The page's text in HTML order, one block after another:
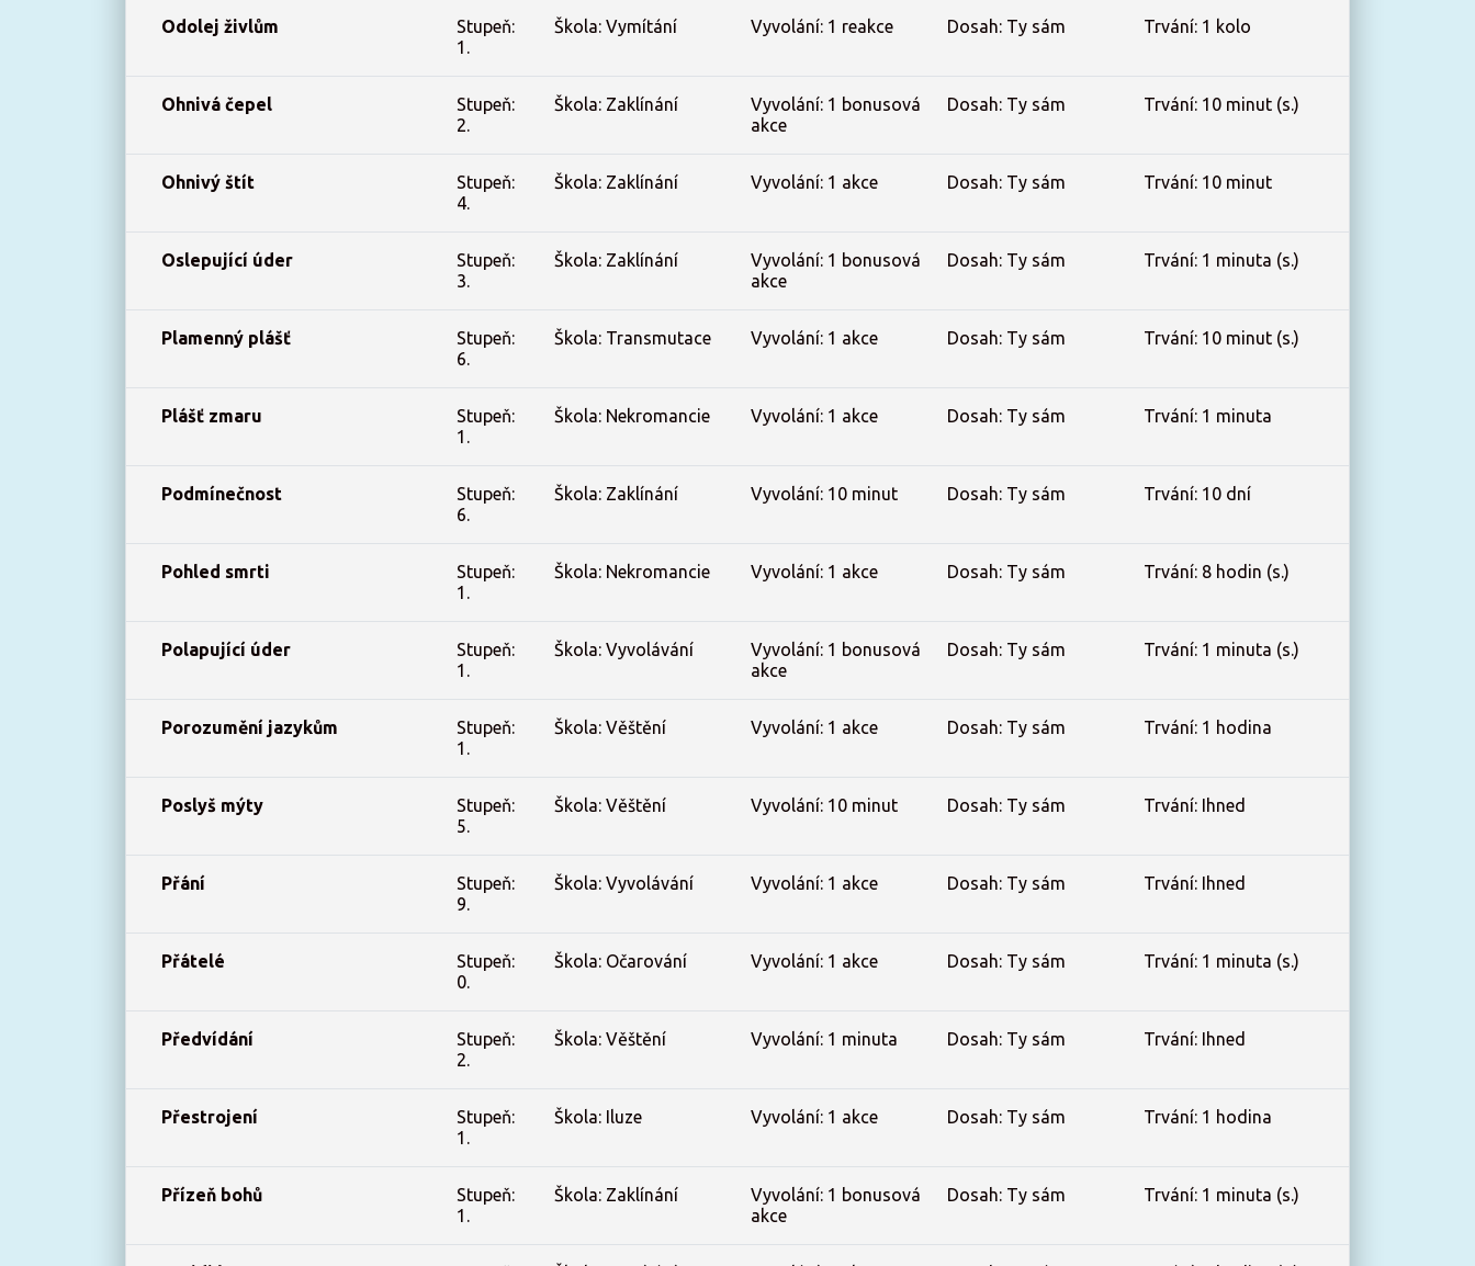
Odolej živlům
Stupeň:
1.
Škola: Vymítání Vyvolání: 1 reakce Dosah: Ty sám Trvání: 1 kolo
Ohnivá čepel
Stupeň:
2.
Škola: Zaklínání
Vyvolání: 1 bonusová
akce
Dosah: Ty sám Trvání: 10 minut (s.)
Ohnivý štít
Stupeň:
4.
Škola: Zaklínání Vyvolání: 1 akce Dosah: Ty sám Trvání: 10 minut
Oslepující úder
Stupeň:
3.
Škola: Zaklínání
Vyvolání: 1 bonusová
akce
Dosah: Ty sám Trvání: 1 minuta (s.)
Plamenný plášť
Stupeň:
6.
Škola: Transmutace Vyvolání: 1 akce Dosah: Ty sám Trvání: 10 minut (s.)
Plášť zmaru
Stupeň:
1.
Škola: Nekromancie Vyvolání: 1 akce Dosah: Ty sám Trvání: 1 minuta
Podmínečnost
Stupeň:
6.
Škola: Zaklínání Vyvolání: 10 minut Dosah: Ty sám Trvání: 10 dní
Pohled smrti
Stupeň:
1.
Škola: Nekromancie Vyvolání: 1 akce Dosah: Ty sám Trvání: 8 hodin (s.)
Polapující úder
Stupeň:
1.
Škola: Vyvolávání
Vyvolání: 1 bonusová
akce
Dosah: Ty sám Trvání: 1 minuta (s.)
Porozumění jazykům
Stupeň:
1.
Škola: Věštění Vyvolání: 1 akce Dosah: Ty sám Trvání: 1 hodina
Poslyš mýty
Stupeň:
5.
Škola: Věštění Vyvolání: 10 minut Dosah: Ty sám Trvání: Ihned
Přání
Stupeň:
9.
Škola: Vyvolávání Vyvolání: 1 akce Dosah: Ty sám Trvání: Ihned
Přátelé
Stupeň:
0.
Škola: Očarování Vyvolání: 1 akce Dosah: Ty sám Trvání: 1 minuta (s.)
Předvídání
Stupeň:
2.
Škola: Věštění Vyvolání: 1 minuta Dosah: Ty sám Trvání: Ihned
Přestrojení
Stupeň:
1.
Škola: Iluze Vyvolání: 1 akce Dosah: Ty sám Trvání: 1 hodina
Přízeň bohů
Stupeň:
1.
Škola: Zaklínání
Vyvolání: 1 bonusová
akce
Dosah: Ty sám Trvání: 1 minuta (s.)